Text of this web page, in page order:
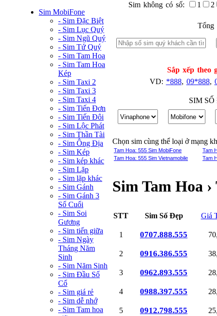
Sim MobiFone
- Sim Đặc Biệt
- Sim Lục Quý
- Sim Ngũ Quý
- Sim Tứ Quý
- Sim Tam Hoa
- Sim Tam Hoa
Kép
- Sim Taxi 2
- Sim Taxi 3
- Sim Taxi 4
- Sim Tiến Đơn
- Sim Tiến Đôi
- Sim Lộc Phát
- Sim Thần Tài
- Sim Ông Địa
- Sim Kép
- Sim kép khác
- Sim Lặp
- Sim lặp khác
- Sim Gánh
- Sim Gánh 3
Số Cuối
- Sim Soi
Gương
- Sim tiến giữa
- Sim Ngày
Tháng Năm
Sinh
- Sim Năm Sinh
- Sim Đầu Số
Cổ
- Sim giá rẻ
- Sim dễ nhớ
- Sim Tam hoa
Sim không có số:
1 2
Sắp xếp theo
VD: *888, 09*888,
SIM
Chọn sim cùng thể loại ở mạng
Tam Hoa: 555 Sim MobiFone
Tam
Tam Hoa: 555 Sim Vietnamobile
Tam
Sim Tam Hoa
STT Sim Số Đẹp Giá
1 0707.888.555
2 0916.386.555
3 0962.893.555
4 0988.397.555
5 0912.798.555